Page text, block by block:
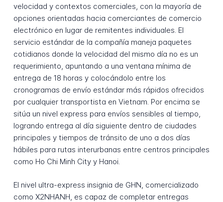
velocidad y contextos comerciales, con la mayoría de
opciones orientadas hacia comerciantes de comercio
electrónico en lugar de remitentes individuales. El
servicio estándar de la compañía maneja paquetes
cotidianos donde la velocidad del mismo día no es un
requerimiento, apuntando a una ventana mínima de
entrega de 18 horas y colocándolo entre los
cronogramas de envío estándar más rápidos ofrecidos
por cualquier transportista en Vietnam. Por encima se
sitúa un nivel express para envíos sensibles al tiempo,
logrando entrega al día siguiente dentro de ciudades
principales y tiempos de tránsito de uno a dos días
hábiles para rutas interurbanas entre centros principales
como Ho Chi Minh City y Hanoi.
El nivel ultra-express insignia de GHN, comercializado
como X2NHANH, es capaz de completar entregas